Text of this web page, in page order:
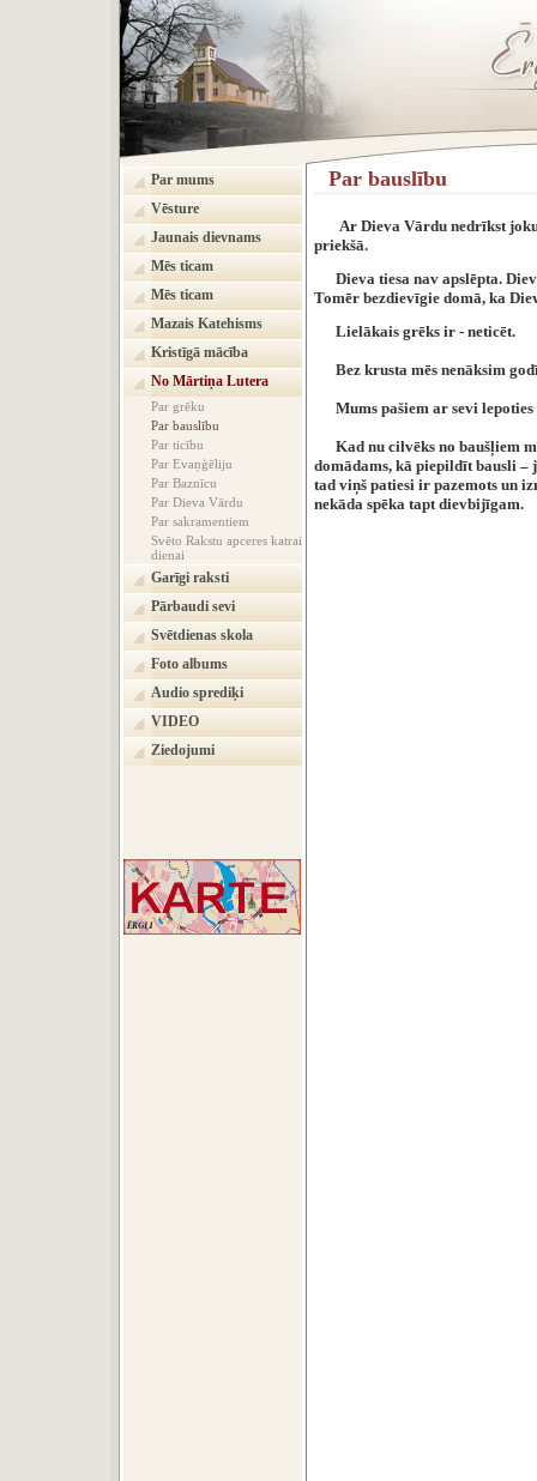
Par mums
Vēsture
Jaunais dievnams
Mēs ticam
Mēs ticam
Mazais Katehisms
Kristīgā mācība
No Mārtiņa Lutera
Par grēku
Par bauslību
Par ticību
Par Evaņģēliju
Par Baznīcu
Par Dieva Vārdu
Par sakramentiem
Svēto Rakstu apceres katrai
dienai
Garīgi raksti
Pārbaudi sevi
Svētdienas skola
Foto albums
Audio sprediķi
VIDEO
Ziedojumi
Par bauslību
Ar Dieva Vārdu nedrīkst
priekšā.
Dieva tiesa nav apslēpta.
Tomēr bezdievīgie domā, ka
Lielākais grēks ir - neticēt.
Bez krusta mēs nenāksim
Mums pašiem ar sevi lepoties
Kad nu cilvēks no baušļiem
domādams, kā piepildīt bausli
tad viņš patiesi ir pazemots un
nekāda spēka tapt dievbijīgam.